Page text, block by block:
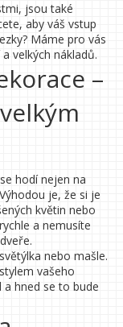
jsou také
aby váš vstup
Máme pro vás
velkých nákladů.
–
hodí nejen na
je, že si je
květin nebo
a nemusíte
nebo mašle.
vašeho
hned se to bude